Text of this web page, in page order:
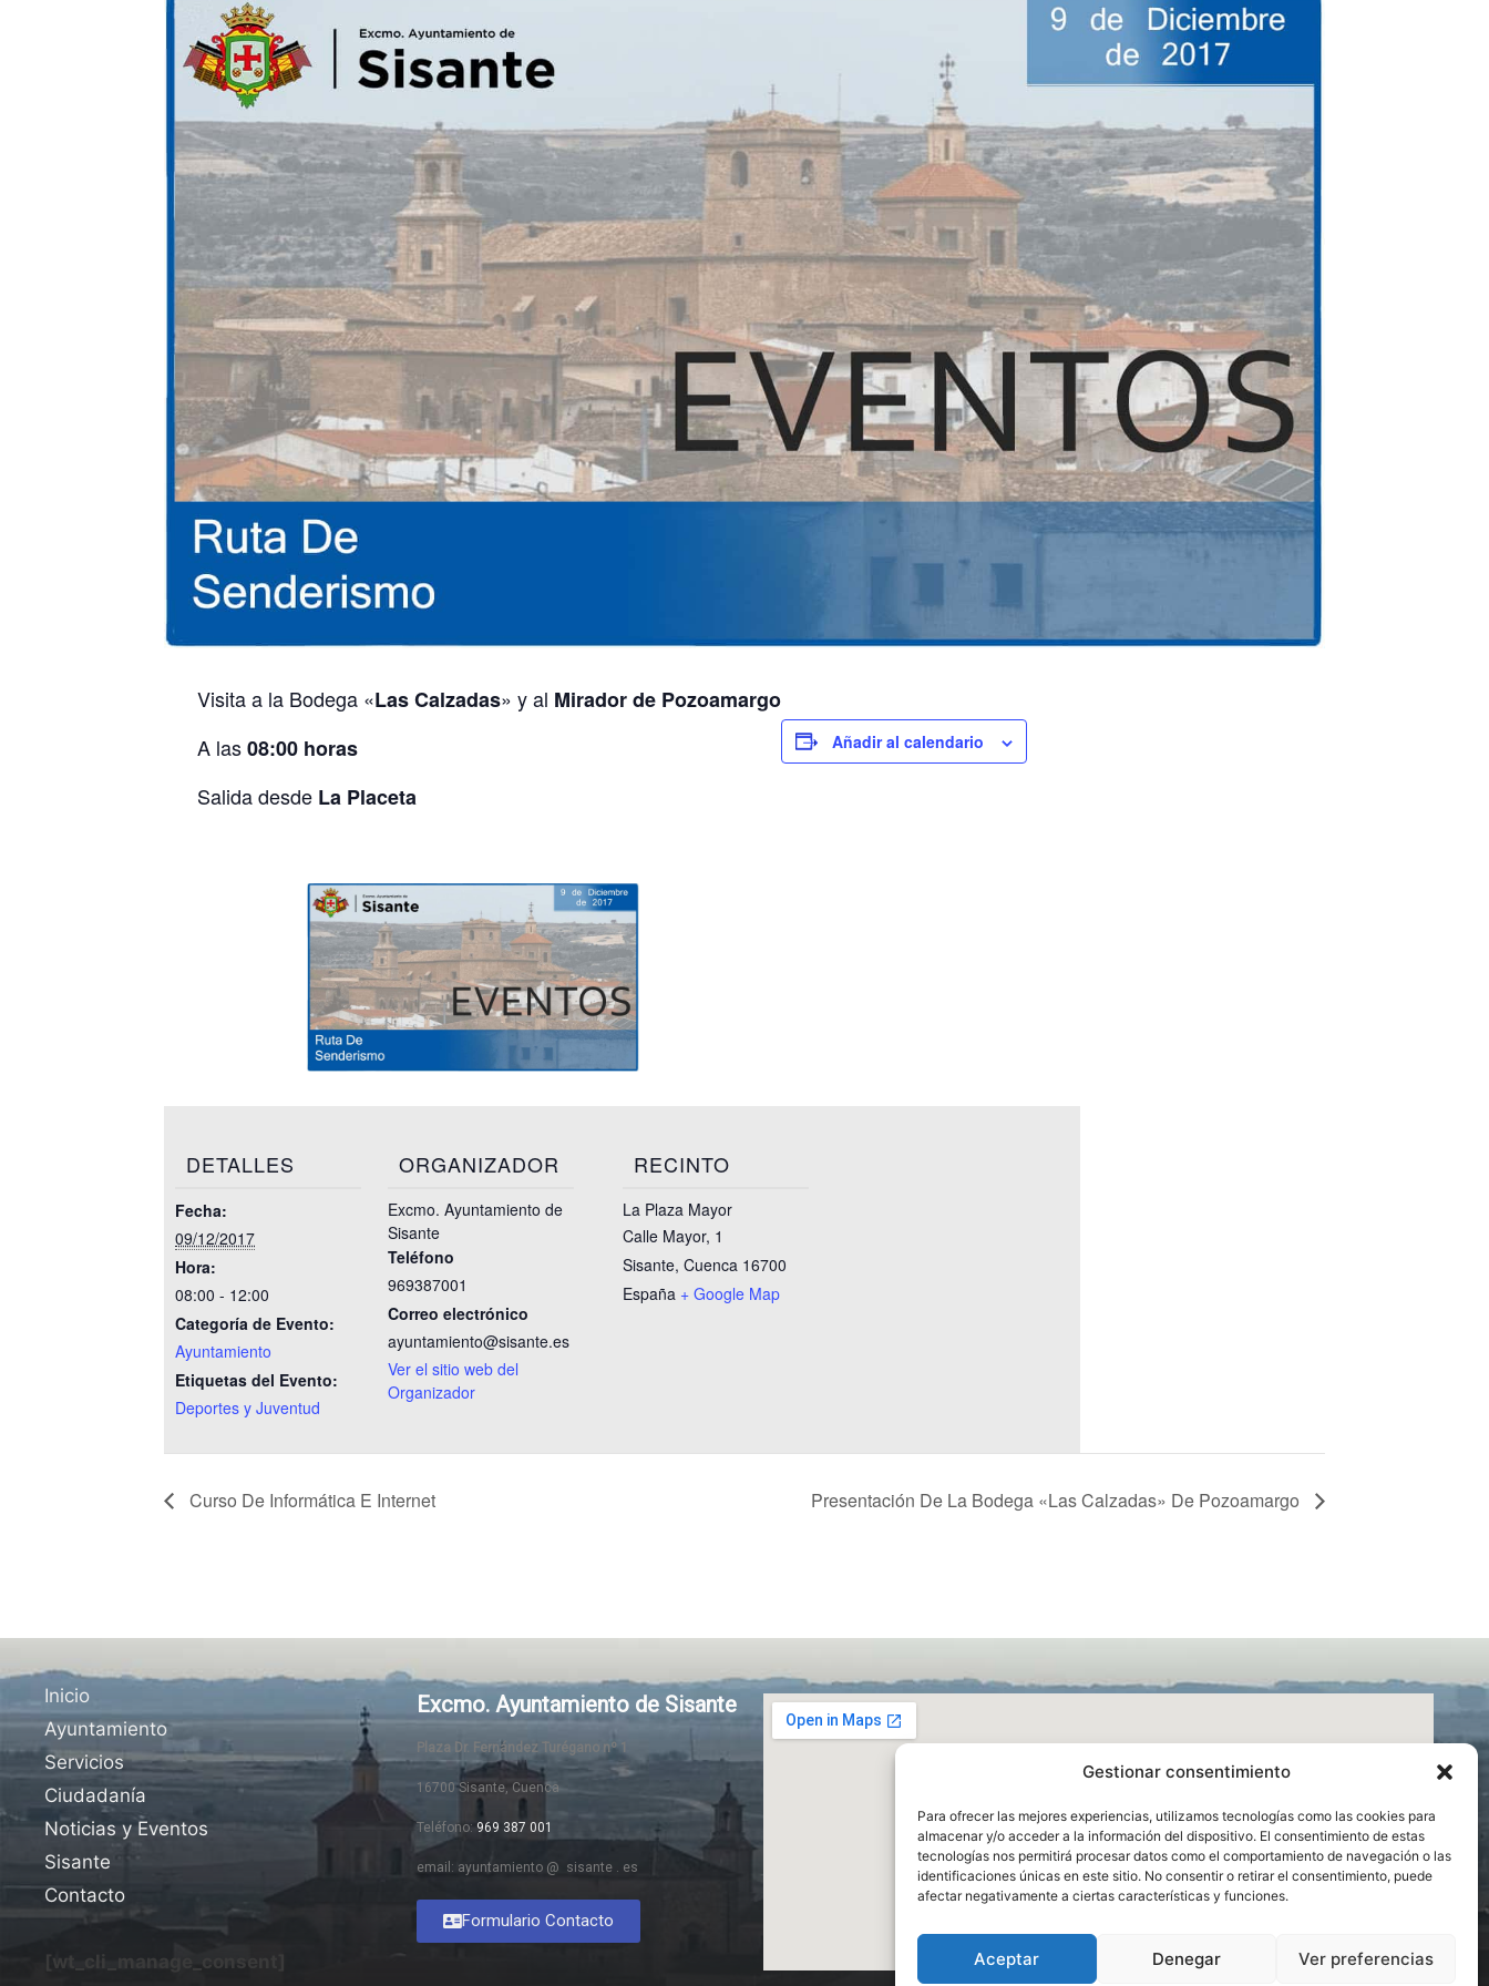
Gestionar consentimiento
Para ofrecer las mejores experiencias, utilizamos tecnologías como las cookies para
almacenar y/o acceder a la información del dispositivo. El consentimiento de estas
tecnologías nos permitirá procesar datos como el comportamiento de navegación o las
identificaciones únicas en este sitio. No consentir o retirar el consentimiento, puede
afectar negativamente a ciertas características y funciones.
Aceptar Denegar Ver preferencias
Visita a la Bodega «Las Calzadas» y al Mirador de Pozoamargo
A las08:00 horas
Salida desde La Placeta
Añadir al calendario
DETALLES
Fecha:
09/12/2017
Hora:
08:00 - 12:00
Categoría de Evento:
Ayuntamiento
Etiquetas del Evento:
Deportes y Juventud
ORGANIZADOR
Excmo. Ayuntamiento de
Sisante
Teléfono
969387001
Correo electrónico
ayuntamiento@sisante.es
Ver el sitio web del
Organizador
RECINTO
La Plaza Mayor
Calle Mayor, 1
Sisante, Cuenca 16700
España + Google Map
Curso De Informática E Internet Presentación De La Bodega «Las Calzadas» De Pozoamargo
Inicio
Ayuntamiento
Servicios
Ciudadanía
Noticias y Eventos
Sisante
Contacto
[wt_cli_manage_consent]
Excmo. Ayuntamiento de Sisante
Plaza Dr. Fernández Turégano nº 1
16700 Sisante, Cuenca
Teléfono: 969 387 001
email: ayuntamiento @ sisante . es
Formulario Contacto